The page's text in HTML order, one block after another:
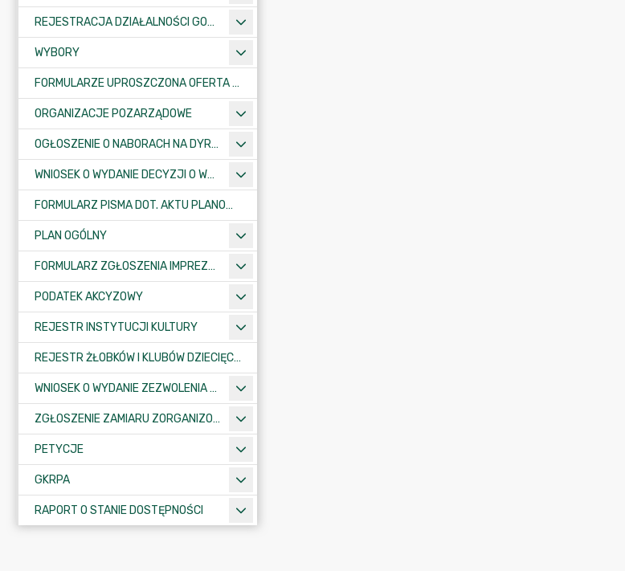
REJESTRACJA DZIAŁALNOŚCI GOSPODARCZEJ
WYBORY
FORMULARZE UPROSZCZONA OFERTA WYKONANIA ZADANIA PUBLICZNEGO
ORGANIZACJE POZARZĄDOWE
OGŁOSZENIE O NABORACH NA DYREKTORÓW PLACÓWEK OŚWIATOWYCH
WNIOSEK O WYDANIE DECYZJI O WARUNKACH ZABUDOWY/O USTALENIE INWESTYCJI CELU PUBLICZNEGO
FORMULARZ PISMA DOT. AKTU PLANOWANIA PRZESTRZENNEGO
PLAN OGÓLNY
FORMULARZ ZGŁOSZENIA IMPREZY SPORTOWO-REKREACYJNEJ, ARTYSTYCZNEJ LUB ROZRYWKOWEJ
PODATEK AKCYZOWY
REJESTR INSTYTUCJI KULTURY
REJESTR ŻŁOBKÓW I KLUBÓW DZIECIĘCYCH
WNIOSEK O WYDANIE ZEZWOLENIA NA ZAJĘCIE PASA DROGOWEGO
ZGŁOSZENIE ZAMIARU ZORGANIZOWANIA ZGROMADZENIA
PETYCJE
GKRPA
RAPORT O STANIE DOSTĘPNOŚCI